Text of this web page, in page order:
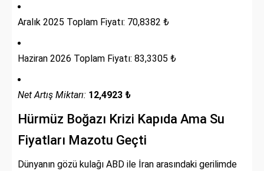
Aralık 2025 Toplam Fiyatı: 70,8382 ₺
Haziran 2026 Toplam Fiyatı: 83,3305 ₺
Net Artış Miktarı: 12,4923 ₺
Hürmüz Boğazı Krizi Kapıda Ama Su
Fiyatları Mazotu Geçti
Dünyanın gözü kulağı ABD ile İran arasındaki gerilimde